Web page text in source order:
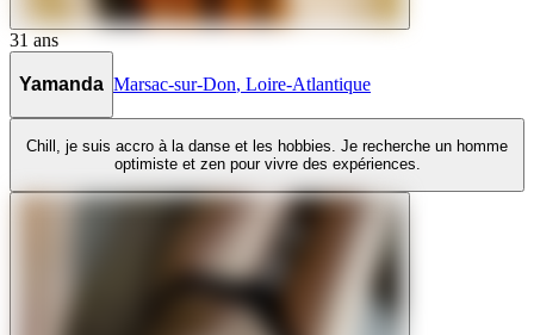
31 ans
Yamanda Marsac-sur-Don, Loire-Atlantique
Chill, je suis accro à la danse et les hobbies. Je recherche un homme
optimiste et zen pour vivre des expériences.